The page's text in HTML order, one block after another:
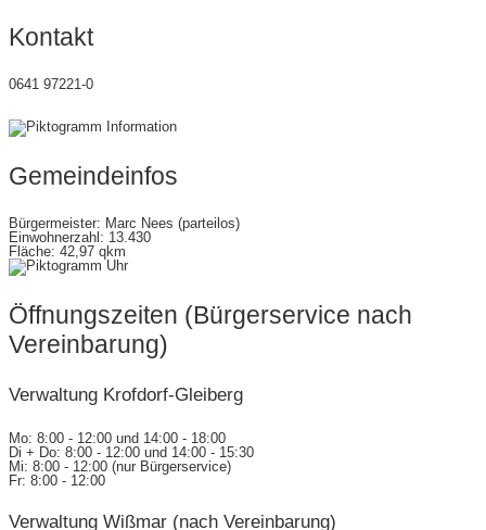
Kontakt
0641 97221-0
Gemeindeinfos
Bürgermeister: Marc Nees (parteilos)
Einwohnerzahl: 13.430
Fläche: 42,97 qkm
Öffnungszeiten (Bürgerservice nach
Vereinbarung)
Verwaltung Krofdorf-Gleiberg
Mo: 8:00 - 12:00 und 14:00 - 18:00
Di + Do: 8:00 - 12:00 und 14:00 - 15:30
Mi: 8:00 - 12:00 (nur Bürgerservice)
Fr: 8:00 - 12:00
Verwaltung Wißmar (nach Vereinbarung)